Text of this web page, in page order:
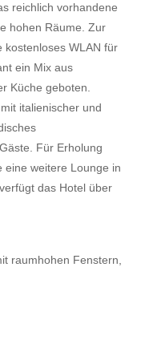
reichlich vorhandene
hohen Räume. Zur
kostenloses WLAN für
ein Mix aus
Küche geboten.
italienischer und
Für Erholung
eine weitere Lounge in
das Hotel über
raumhohen Fenstern,